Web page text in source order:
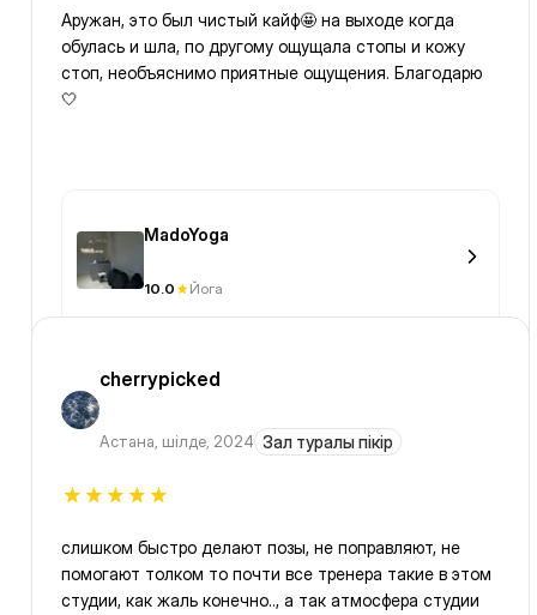
Аружан, это был чистый кайф🤩 на выходе когда
обулась и шла, по другому ощущала стопы и кожу
стоп, необъяснимо приятные ощущения. Благодарю
🤍
MadoYoga
10.0 Йога
cherrypicked
Астана, шілде, 2024 Зал туралы пікір
слишком быстро делают позы, не поправляют, не
помогают толком то почти все тренера такие в этом
студии, как жаль конечно.., а так атмосфера студии